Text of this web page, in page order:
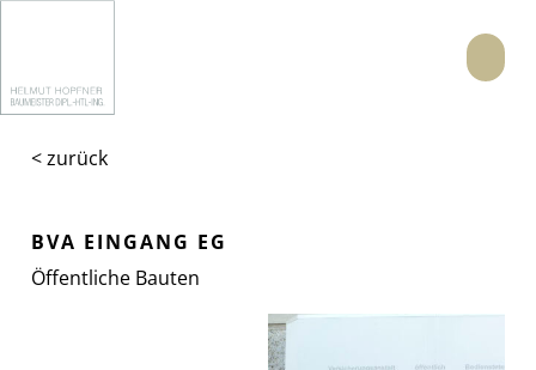
Menü
< zurück
BVA EINGANG EG
Öffentliche Bauten